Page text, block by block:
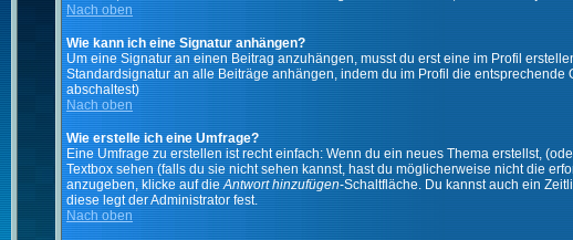
Nach oben
Wie kann ich eine Signatur anhängen?
Um eine Signatur an einen Beitrag anzuhängen, musst du erst eine im Profil
Standardsignatur an alle Beiträge anhängen, indem du im Profil die
abschaltest)
Nach oben
Wie erstelle ich eine Umfrage?
Eine Umfrage zu erstellen ist recht einfach: Wenn du ein neues Thema erstellst,
Textbox sehen (falls du sie nicht sehen kannst, hast du möglicherweise nicht die
anzugeben, klicke auf dieAntwort hinzufügen-Schaltfläche. Du kannst auch ein
diese legt der Administrator fest.
Nach oben